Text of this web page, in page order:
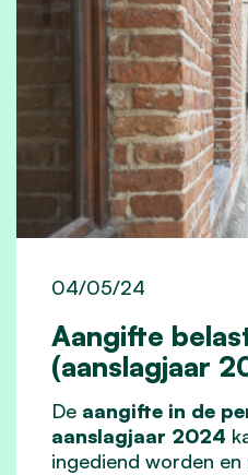
Aangifte
(aanslagjaar
04/05/24
De aangifte in de
aanslagjaar 2024
ingediend worden